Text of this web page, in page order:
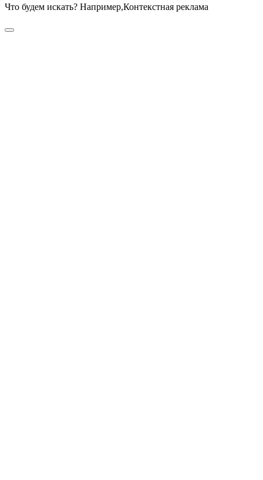
Что будем искать? Например,Контекстная реклама